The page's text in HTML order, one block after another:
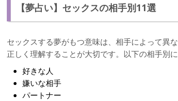
【夢占い】セックスの相手別11選
セックスする夢がもつ意味は、相手によって異
正しく理解することが大切です。以下の相手別
好きな人
嫌いな相手
パートナー